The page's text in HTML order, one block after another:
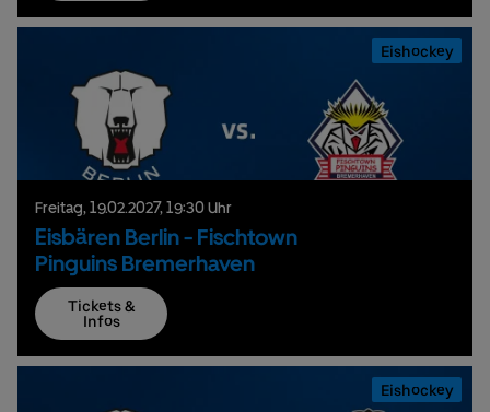
Eishockey
Freitag,19.02.2027,19:30 Uhr
Eisbären Berlin - Fischtown
Pinguins Bremerhaven
Tickets &
Infos
Eishockey